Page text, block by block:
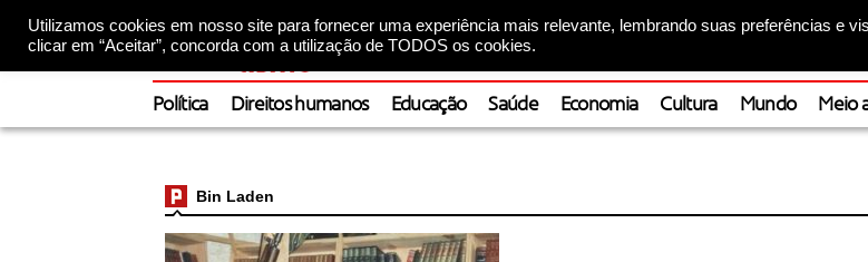
Utilizamos cookies em nosso site para fornecer uma experiência mais relevante, lembrando suas preferências e
clicar em “Aceitar”, concorda com a utilização de TODOS os cookies.
Política Direitos humanos Educação Saúde Economia Cultura Mundo Meio
Bin Laden